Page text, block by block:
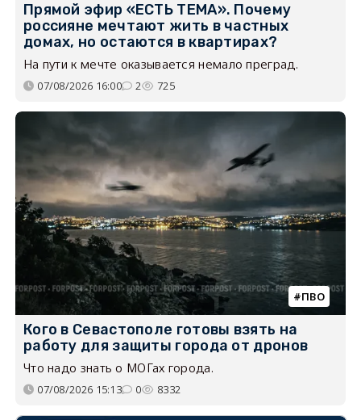
Прямой эфир «ЕСТЬ ТЕМА». Почему
россияне мечтают жить в частных
домах, но остаются в квартирах?
На пути к мечте оказывается немало преград.
07/08/2026 16:00 2 725
ПВО
Кого в Севастополе готовы взять на
работу для защиты города от дронов
Что надо знать о МОГах города.
07/08/2026 15:13 0 8332